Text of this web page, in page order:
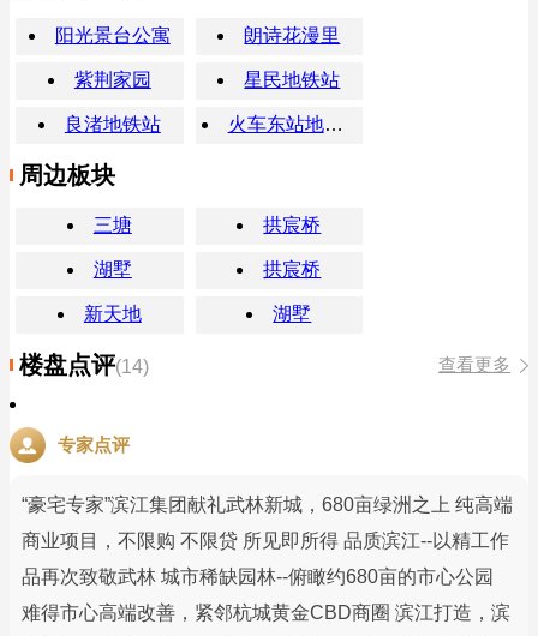
阳光景台公寓 朗诗花漫里
紫荆家园 星民地铁站
良渚地铁站 火车东站地铁站
周边板块
三塘 拱宸桥
湖墅 拱宸桥
新天地 湖墅
楼盘点评(14) 查看更多
专家点评
“豪宅专家”滨江集团献礼武林新城，680亩绿洲之上 纯高端
商业项目，不限购 不限贷 所见即所得 品质滨江--以精工作
品再次致敬武林 城市稀缺园林--俯瞰约680亩的市心公园
难得市心高端改善，紧邻杭城黄金CBD商圈 滨江打造，滨